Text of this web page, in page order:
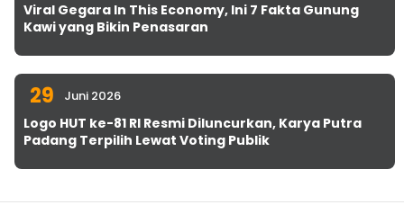
Viral Gegara In This Economy, Ini 7 Fakta Gunung
Kawi yang Bikin Penasaran
29 Juni 2026
Logo HUT ke-81 RI Resmi Diluncurkan, Karya Putra
Padang Terpilih Lewat Voting Publik